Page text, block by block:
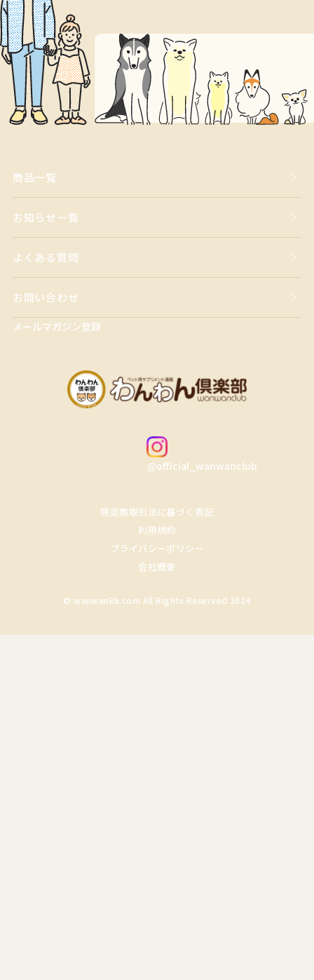
商品一覧
お知らせ一覧
よくある質問
お問い合わせ
メールマガジン登録
@official_wanwanclub
特定商取引法に基づく表記
利用規約
プライバシーポリシー
会社概要
© wanwankb.com All Rights Reserved 2024